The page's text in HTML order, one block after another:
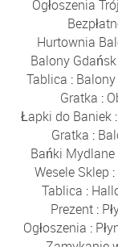
Ogłoszenia
Hurtownia
Balony Gdańsk
Tablica :
Gratka :
Łapki do Baniek:
Gratka :
Bańki
Wesele Sklep :
Tablica :
Prezent :
Ogłoszenia :